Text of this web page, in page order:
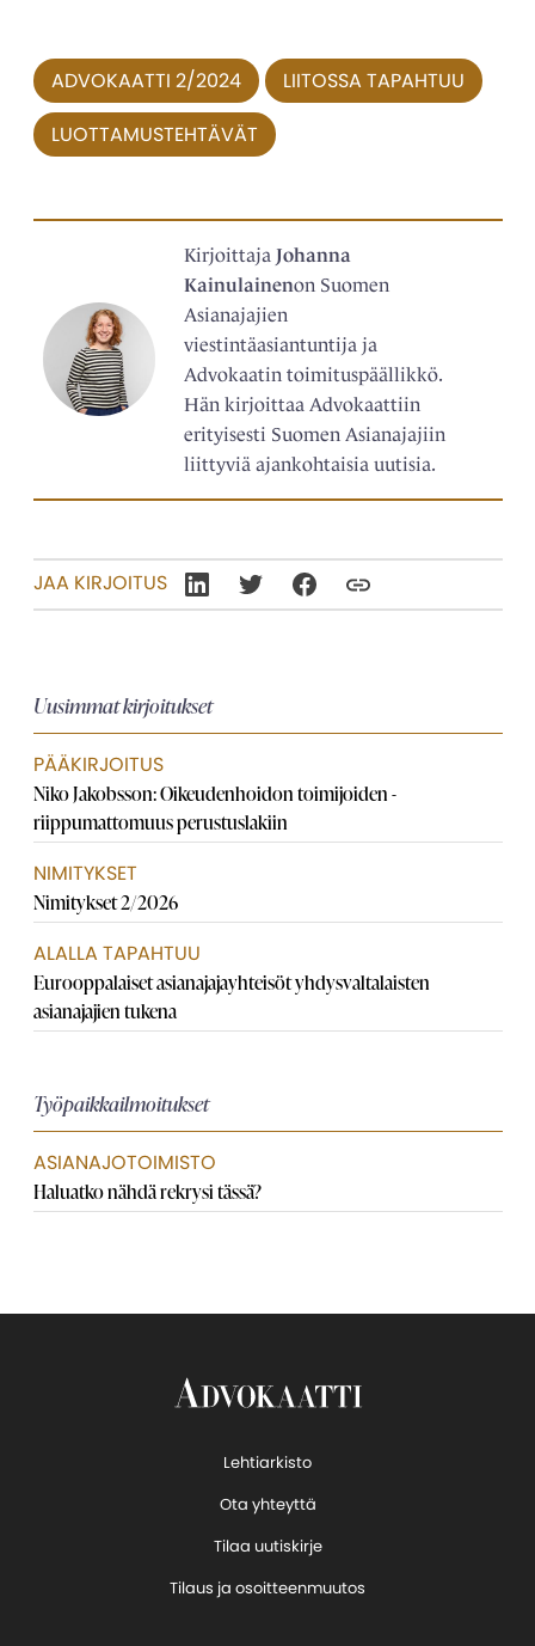
ADVOKAATTI 2/2024
LIITOSSA TAPAHTUU
LUOTTAMUSTEHTÄVÄT
Kirjoittaja Johanna
Kainulainenon Suomen
Asianajajien
viestintäasiantuntija ja
Advokaatin toimituspäällikkö.
Hän kirjoittaa Advokaattiin
erityisesti Suomen Asianajajiin
liittyviä ajankohtaisia uutisia.
JAA KIRJOITUS
Uusimmat kirjoitukset
PÄÄKIRJOITUS
Niko Jakobsson: Oikeudenhoidon toimijoiden ­
riippumattomuus perustuslakiin
NIMITYKSET
Nimitykset 2/2026
ALALLA TAPAHTUU
Eurooppalaiset asianajaja­yhteisöt yhdysvaltalaisten
asianajajien tukena
Työpaikkailmoitukset
ASIANAJOTOIMISTO
Haluatko nähdä rekrysi tässä?
Lehtiarkisto
Ota yhteyttä
Tilaa uutiskirje
Tilaus ja osoitteenmuutos